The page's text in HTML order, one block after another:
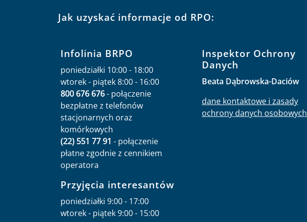
Jak uzyskać informacje od RPO:
Infolinia BRPO
poniedziałki 10:00 - 18:00
wtorek - piątek 8:00 - 16:00
800 676 676- połączenie
bezpłatne z telefonów
stacjonarnych oraz
komórkowych
(22) 551 77 91 - połączenie
płatne zgodnie z cennikiem
operatora
Przyjęcia interesantów
poniedziałki 9:00 - 17:00
wtorek - piątek 9:00 - 15:00
Inspektor Ochrony
Danych
Beata Dąbrowska-Daciów
dane kontaktowe i zasady
ochrony danych osobowych